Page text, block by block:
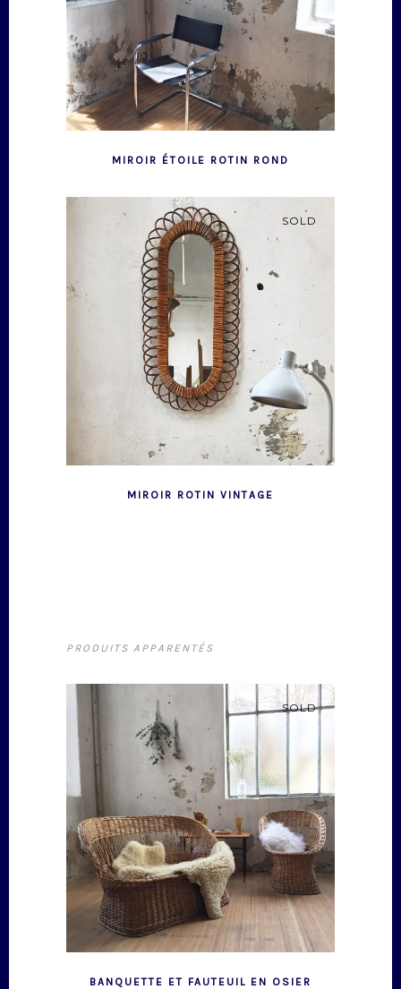
MIROIR ÉTOILE ROTIN ROND
SOLD
MIROIR ROTIN VINTAGE
PRODUITS APPARENTÉS
SOLD
BANQUETTE ET FAUTEUIL EN OSIER